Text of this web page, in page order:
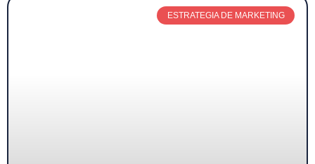
ESTRATEGIA DE MARKETING